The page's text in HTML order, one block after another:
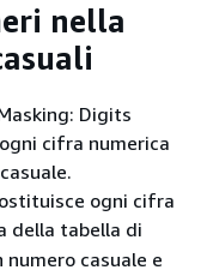
nella
Digits
cifra numerica
ogni cifra
della tabella di
numero casuale e